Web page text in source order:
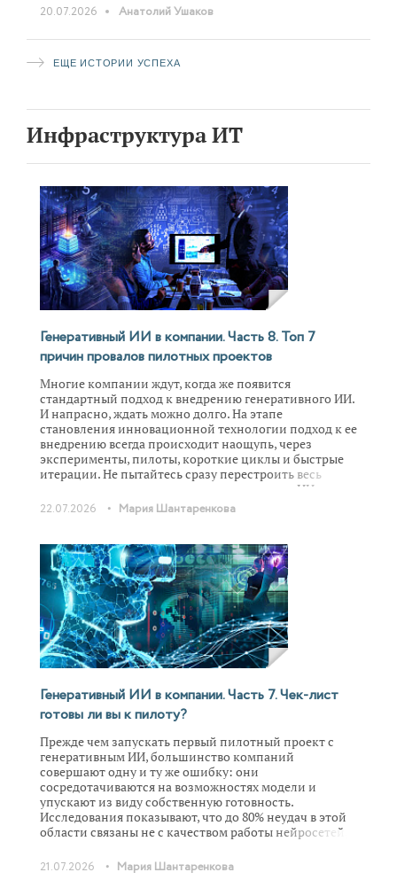
20.07.2026
Анатолий Ушаков
ЕЩЕ ИСТОРИИ УСПЕХА
Инфраструктура ИТ
Генеративный ИИ в компании. Часть 8. Топ 7
причин провалов пилотных проектов
Многие компании ждут, когда же появится
стандартный подход к внедрению генеративного ИИ.
И напрасно, ждать можно долго. На этапе
становления инновационной технологии подход к ее
внедрению всегда происходит наощупь, через
эксперименты, пилоты, короткие циклы и быстрые
итерации. Не пытайтесь сразу перестроить весь
процесс продаж с помощью генеративного ИИ.
Найдите узкий, но самый рутинный участок работы,
где сотрудники ежедневно теряют часы. И запустите
на этому пути вас ждет много ошибок, о наиболее
распространенных из них мы поговорим в этой части
статьи.
22.07.2026 • Мария Шантаренкова
Генеративный ИИ в компании. Часть 7. Чек-лист
готовы ли вы к пилоту?
Прежде чем запускать первый пилотный проект с
генеративным ИИ, большинство компаний
совершают одну и ту же ошибку: они
сосредотачиваются на возможностях модели и
упускают из виду собственную готовность.
Исследования показывают, что до 80% неудач в этой
области связаны не с качеством работы нейросетей, а
ограничениями, которые можно было выявить и
устранить на старте. Готовность к внедрению
21.07.2026 • Мария Шантаренкова